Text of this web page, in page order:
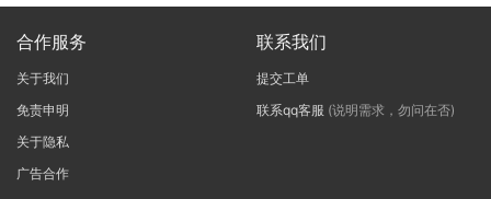
合作服务
关于我们
免责申明
关于隐私
广告合作
联系我们
提交工单
联系qq客服 (说明需求，勿问在否)